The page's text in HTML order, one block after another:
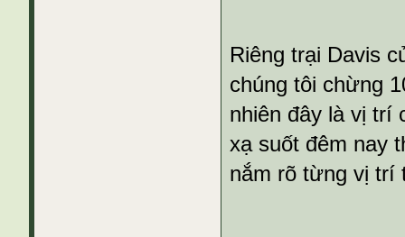
Riêng trại Davis
chúng tôi chừng
nhiên đây là vị trí
xạ suốt đêm nay
nắm rõ từng vị trí